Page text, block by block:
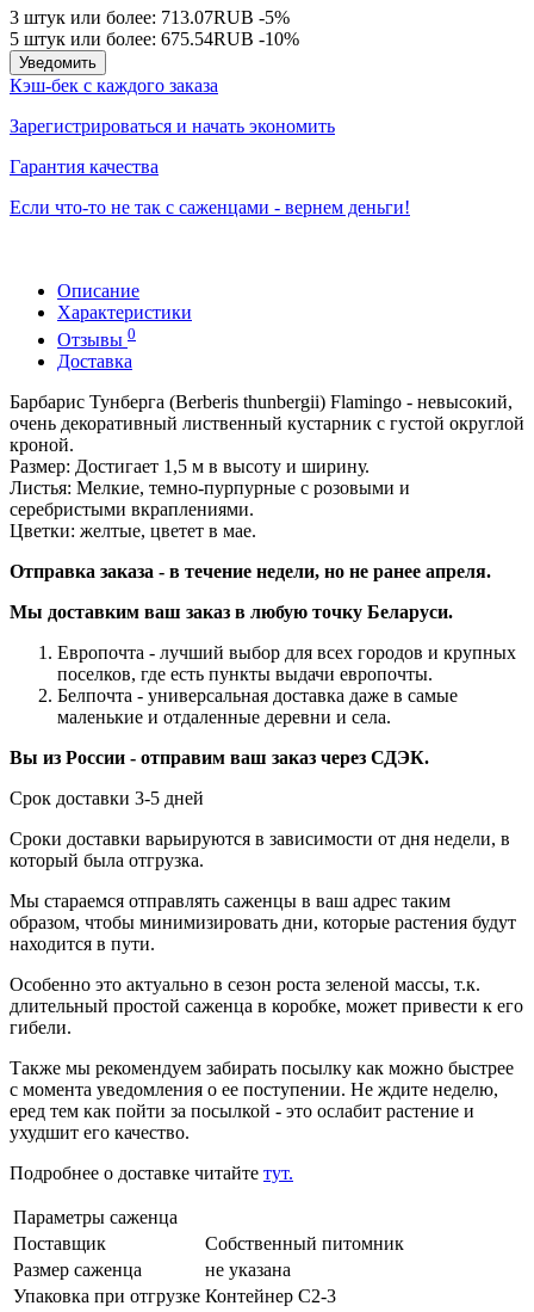
3 штук или более: 713.07RUB -5%
5 штук или более: 675.54RUB -10%
Уведомить
Кэш-бек с каждого заказа
Зарегистрироваться и начать экономить
Гарантия качества
Если что-то не так с саженцами - вернем деньги!
Описание
Характеристики
Отзывы 0
Доставка
Барбарис Тунберга (Berberis thunbergii) Flamingo - невысокий,
очень декоративный лиственный кустарник с густой округлой
кроной.
Размер: Достигает 1,5 м в высоту и ширину.
Листья: Мелкие, темно-пурпурные с розовыми и
серебристыми вкраплениями.
Цветки: желтые, цветет в мае.
Отправка заказа - в течение недели, но не ранее апреля.
Мы доставким ваш заказ в любую точку Беларуси.
Европочта - лучший выбор для всех городов и крупных
поселков, где есть пункты выдачи европочты.
Белпочта - универсальная доставка даже в самые
маленькие и отдаленные деревни и села.
Вы из России - отправим ваш заказ через СДЭК.
Срок доставки 3-5 дней
Сроки доставки варьируются в зависимости от дня недели, в
который была отгрузка.
Мы стараемся отправлять саженцы в ваш адрес таким
образом, чтобы минимизировать дни, которые растения будут
находится в пути.
Особенно это актуально в сезон роста зеленой массы, т.к.
длительный простой саженца в коробке, может привести к его
гибели.
Также мы рекомендуем забирать посылку как можно быстрее
с момента уведомления о ее поступении. Не ждите неделю,
еред тем как пойти за посылкой - это ослабит растение и
ухудшит его качество.
Подробнее о доставке читайте тут.
Параметры саженца
Поставщик
Cобственный питомник
Размер саженца
не указана
Упаковка при отгрузке Контейнер С2-3